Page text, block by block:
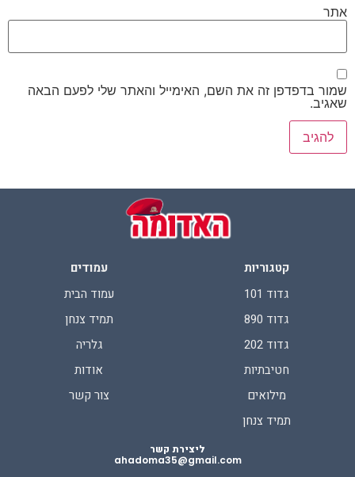
אתר
שמור בדפדפן זה את השם, האימייל והאתר שלי לפעם הבאה
שאגיב.
קטגוריות
גדוד 101
גדוד 890
גדוד 202
חטיבתיות
מילואים
תמיד צנחן
עמודים
עמוד הבית
תמיד צנחן
גלריה
אודות
צור קשר
ליצירת קשר
ahadoma35@gmail.com